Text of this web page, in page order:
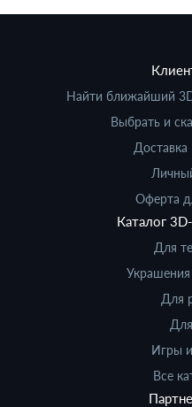
Найти ближайший
Выбрать и
Оферта
Каталог
Для
Украшения
Для
Игры
Все